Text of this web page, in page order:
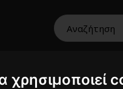
χρησιμοποιεί